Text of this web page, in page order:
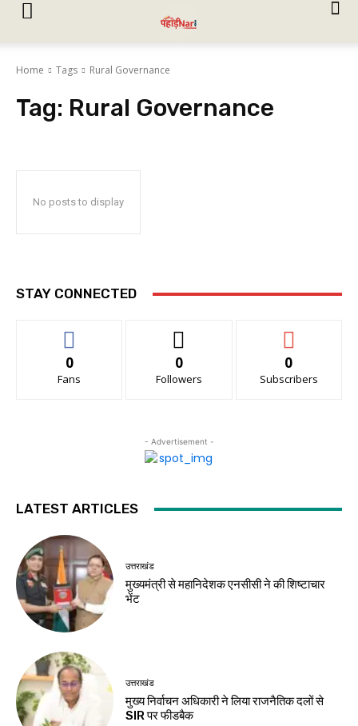
Home Tags Rural Governance
Tag: Rural Governance
No posts to display
STAY CONNECTED
0
Fans
0
Followers
0
Subscribers
- Advertisement -
LATEST ARTICLES
उत्तराखंड
मुख्यमंत्री से महानिदेशक एनसीसी ने की शिष्टाचार
भेंट
उत्तराखंड
मुख्य निर्वाचन अधिकारी ने लिया राजनैतिक दलों से
SIR पर फीडबैक